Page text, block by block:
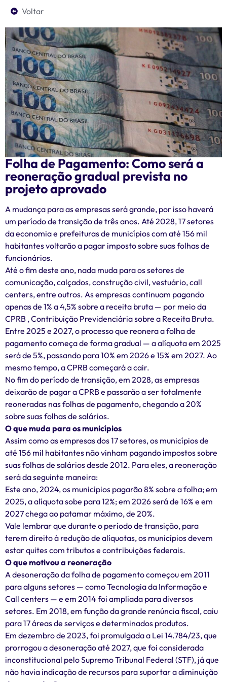
Voltar
Folha de Pagamento: Como será a
reoneração gradual prevista no
projeto aprovado
A mudança para as empresas será grande, por isso haverá
um período de transição de três anos. Até 2028, 17 setores
da economia e prefeituras de municípios com até 156 mil
habitantes voltarão a pagar imposto sobre suas folhas de
funcionários.
Até o fim deste ano, nada muda para os setores de
comunicação, calçados, construção civil, vestuário, call
centers, entre outros. As empresas continuam pagando
apenas de 1% a 4,5% sobre a receita bruta — por meio da
CPRB , Contribuição Previdenciária sobre a Receita Bruta.
Entre 2025 e 2027, o processo que reonera a folha de
pagamento começa de forma gradual — a alíquota em 2025
será de 5%, passando para 10% em 2026 e 15% em 2027. Ao
mesmo tempo, a CPRB começará a cair.
No fim do período de transição, em 2028, as empresas
deixarão de pagar a CPRB e passarão a ser totalmente
reoneradas nas folhas de pagamento, chegando a 20%
sobre suas folhas de salários.
O que muda para os municípios
Assim como as empresas dos 17 setores, os municípios de
até 156 mil habitantes não vinham pagando impostos sobre
suas folhas de salários desde 2012. Para eles, a reoneração
será da seguinte maneira:
Este ano, 2024, os municípios pagarão 8% sobre a folha; em
2025, a alíquota sobe para 12%; em 2026 será de 16% e em
2027 chega ao patamar máximo, de 20%.
Vale lembrar que durante o período de transição, para
terem direito à redução de alíquotas, os municípios devem
estar quites com tributos e contribuições federais.
O que motivou a reoneração
A desoneração da folha de pagamento começou em 2011
para alguns setores — como Tecnologia da Informação e
Call centers — e em 2014 foi ampliada para diversos
setores. Em 2018, em função da grande renúncia fiscal, caiu
para 17 áreas de serviços e determinados produtos.
Em dezembro de 2023, foi promulgada a Lei 14.784/23, que
prorrogou a desoneração até 2027, que foi considerada
inconstitucional pelo Supremo Tribunal Federal (STF), já que
não havia indicação de recursos para suportar a diminuição